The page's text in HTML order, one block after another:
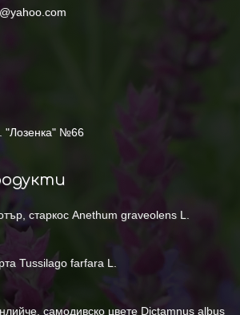
"Лозенка" №66
старкос Anethum graveolens L.
Tussilago farfara L.
самодивско цвете Dictamnus albus